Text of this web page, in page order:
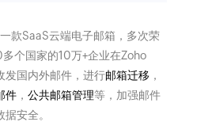
款SaaS云端电子邮箱，多次荣
个国家的10万+企业在Zoho
发国内外邮件，进行邮箱迁移 ，
件， 公共邮箱管理等，加强邮件
安全。